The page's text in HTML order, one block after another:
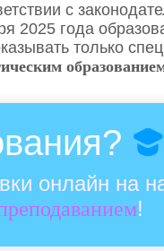
с
2025 года
только
онлайн на
!